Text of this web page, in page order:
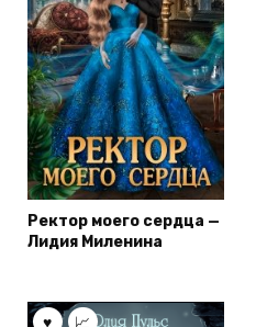
Ректор моего сердца —
Лидия Миленина